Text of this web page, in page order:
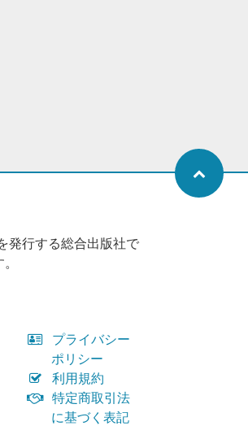
発行する総合出版社で
プライバシー
ポリシー
利用規約
特定商取引法
に基づく表記